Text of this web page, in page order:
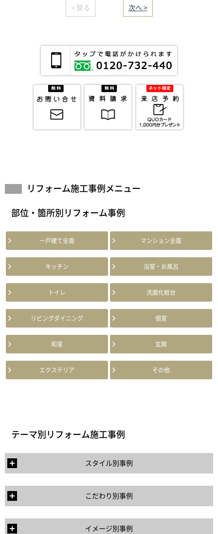
< 戻る 次へ >
リフォーム施工事例メニュー
部位・箇所別リフォーム事例
一戸建て全面 マンション全面
キッチン 浴室・お風呂
トイレ 洗面化粧台
リビングダイニング 個室
和室 玄関
エクステリア その他
テーマ別リフォーム施工事例
スタイル別事例
こだわり別事例
イメージ別事例